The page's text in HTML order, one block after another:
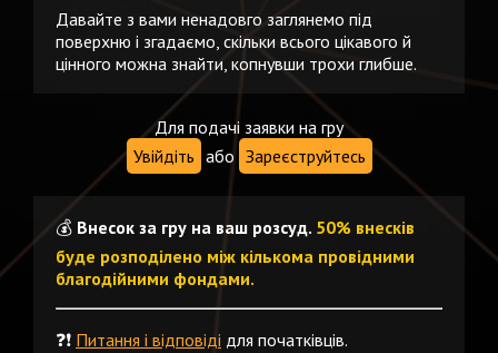
Давайте з вами ненадовго заглянемо під
поверхню і згадаємо, скільки всього цікавого й
цінного можна знайти, копнувши трохи глибше.
Для подачі заявки на гру
Увійдіть або Зареєструйтесь
💰 Внесок за гру на ваш розсуд. 50% внесків
буде розподілено між кількома провідними
благодійними фондами.
❓❗️ Питання і відповіді для початківців.